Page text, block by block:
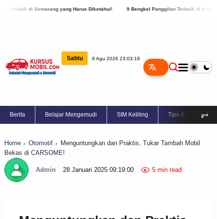
yang Harus Diketahui! 9 Bengkel Panggilan Terbaik di Kabupaten Semarang,
Sabtu 8 Agu 2026 23:03:19
Berita Belajar Mengemudi SIM Keliling Tips & Trik ⥅
Home Otomotif
Menguntungkan dan Praktis, Tukar Tambah Mobil
Bekas di CARSOME!
Admin 28 Januari 2025 09:19:00 5 min read